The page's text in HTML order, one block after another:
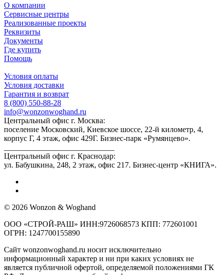
О компании
Сервисные центры
Реализованные проекты
Реквизиты
Документы
Где купить
Помощь
Условия оплаты
Условия доставки
Гарантия и возврат
8 (800) 550-88-28
info@wonzonwoghand.ru
Центральный офис г. Москва:
поселение Московский, Киевское шоссе, 22-й километр, 4,
корпус Г, 4 этаж, офис 429Г. Бизнес-парк «Румянцево».
Центральный офис г. Краснодар:
ул. Бабушкина, 248, 2 этаж, офис 217. Бизнес-центр «КНИГА».
© 2026 Wonzon & Woghand
ООО «СТРОЙ-РАШ» ИНН:9726068573 КПП: 772601001
ОГРН: 1247700155890
Сайт wonzonwoghand.ru носит исключительно
информационный характер и ни при каких условиях не
является публичной офертой, определяемой положениями ГК